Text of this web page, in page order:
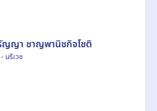
ญา ชาญพานิชกิจโชติ
นรีเวช